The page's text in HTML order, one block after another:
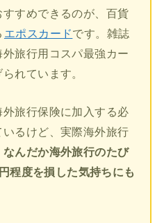
すめできるのが、百貨
エポスカードです。雑誌
旅行用コスパ最強カー
れています。
旅行保険に加入する必
るけど、実際海外旅行
なんだか海外旅行のたび
程度を損した気持ちにも